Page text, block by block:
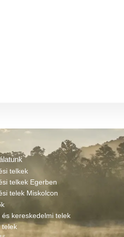
telkek
telkek Egerben
telek Miskolcon
kereskedelmi telek
telek